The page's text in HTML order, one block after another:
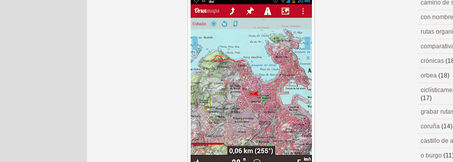
camino de
con
rutas
crónicas
orbea (18)
(17)
grabar
coruña (14)
castillo de
o burgo